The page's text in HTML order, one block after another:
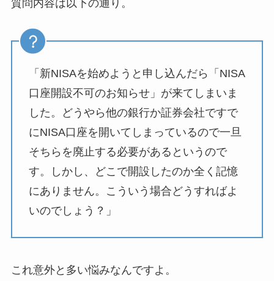
質問内容は以下の通り。
「新NISAを始めようと申し込んだら「NISA
口座開設不可のお知らせ」が来てしまいま
した。どうやら他の銀行か証券会社ですで
にNISA口座を開いてしまっているので一旦
そちらを廃止する必要があるというので
す。しかし、どこで開設したのか全く記憶
にありません。こういう場合どうすればよ
いのでしょう？」
これ意外と多い悩みなんですよ。